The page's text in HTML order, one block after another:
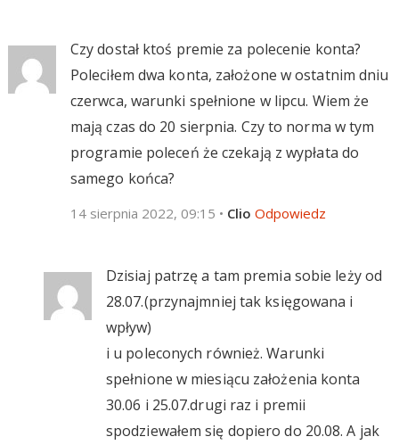
Czy dostał ktoś premie za polecenie konta?
Poleciłem dwa konta, założone w ostatnim dniu
czerwca, warunki spełnione w lipcu. Wiem że
mają czas do 20 sierpnia. Czy to norma w tym
programie poleceń że czekają z wypłata do
samego końca?
14 sierpnia 2022, 09:15 • Clio Odpowiedz
Dzisiaj patrzę a tam premia sobie leży od
28.07.(przynajmniej tak księgowana i
wpływ)
i u poleconych również. Warunki
spełnione w miesiącu założenia konta
30.06 i 25.07.drugi raz i premii
spodziewałem się dopiero do 20.08. A jak